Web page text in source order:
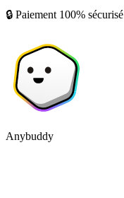
🔒 Paiement 100% sécurisé
Anybuddy